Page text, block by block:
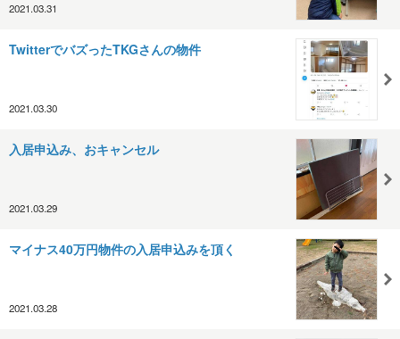
2021.03.31
TwitterでバズったTKGさんの物件
2021.03.30
入居申込み、おキャンセル
2021.03.29
マイナス40万円物件の入居申込みを頂く
2021.03.28